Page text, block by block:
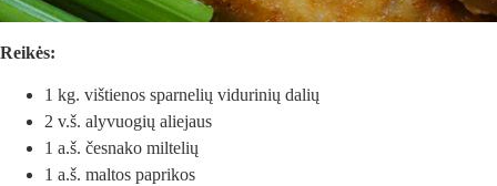
Reikės:
1 kg. vištienos sparnelių vidurinių dalių
2 v.š. alyvuogių aliejaus
1 a.š. česnako miltelių
1 a.š. maltos paprikos